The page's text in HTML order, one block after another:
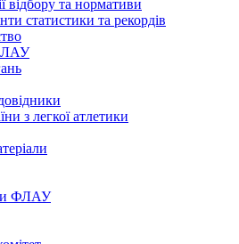
відбору та нормативи
статистики та рекордів
з легкої атлетики
ФЛАУ